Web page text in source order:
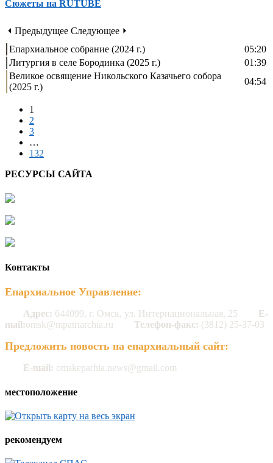
Сюжеты на RUTUBE
⏴ Предыдущее Следующее ⏵
Епархиальное собрание (2024 г.)
05:20
Литургия в селе Бородинка (2025 г.)
01:39
Великое освящение Никольского Казачьего собора
(2025 г.)
04:54
1
2
3
…
132
РЕСУРСЫ САЙТА
Контакты
Епархиальное Управление:
Адрес: 644099, г. Омск, ул. Интернациональная, 25
E-
mail:omsk@mpatriarchia.ru Телефон-факс: (3812) 25-37-03
Предложить новость на епархиальный сайт:
E-mail: omskeparhia.news@gmail.com
местоположение
рекомендуем